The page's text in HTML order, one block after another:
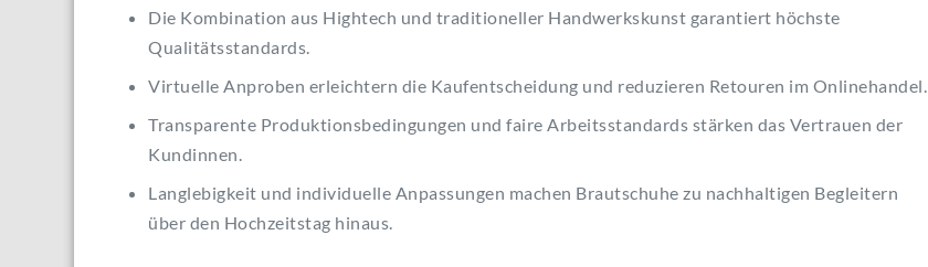
Die Kombination aus Hightech und traditioneller Handwerkskunst garantiert höchste
Qualitätsstandards.
Virtuelle Anproben erleichtern die Kaufentscheidung und reduzieren Retouren im Onlinehandel.
Transparente Produktionsbedingungen und faire Arbeitsstandards stärken das Vertrauen der
Kundinnen.
Langlebigkeit und individuelle Anpassungen machen Brautschuhe zu nachhaltigen Begleitern
über den Hochzeitstag hinaus.